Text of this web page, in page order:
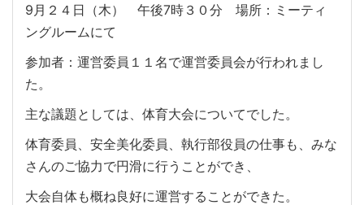
9月２４日（木） 午後7時３０分 場所：ミーティ
ングルームにて
参加者：運営委員１１名で運営委員会が行われまし
た。
主な議題としては、体育大会についてでした。
体育委員、安全美化委員、執行部役員の仕事も、みな
さんのご協力で円滑に行うことができ、
大会自体も概ね良好に運営することができた。